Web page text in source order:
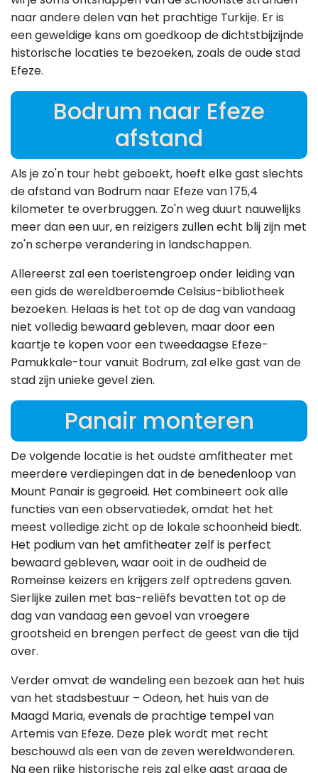
naar andere delen van het prachtige Turkije. Er is
een geweldige kans om goedkoop de dichtstbijzijnde
historische locaties te bezoeken, zoals de oude stad
Efeze.
Bodrum naar Efeze
afstand
Als je zo'n tour hebt geboekt, hoeft elke gast slechts
de afstand van Bodrum naar Efeze van 175,4
kilometer te overbruggen. Zo'n weg duurt nauwelijks
meer dan een uur, en reizigers zullen echt blij zijn met
zo'n scherpe verandering in landschappen.
Allereerst zal een toeristengroep onder leiding van
een gids de wereldberoemde Celsius-bibliotheek
bezoeken. Helaas is het tot op de dag van vandaag
niet volledig bewaard gebleven, maar door een
kaartje te kopen voor een tweedaagse Efeze-
Pamukkale-tour vanuit Bodrum, zal elke gast van de
stad zijn unieke gevel zien.
Panair monteren
De volgende locatie is het oudste amfitheater met
meerdere verdiepingen dat in de benedenloop van
Mount Panair is gegroeid. Het combineert ook alle
functies van een observatiedek, omdat het het
meest volledige zicht op de lokale schoonheid biedt.
Het podium van het amfitheater zelf is perfect
bewaard gebleven, waar ooit in de oudheid de
Romeinse keizers en krijgers zelf optredens gaven.
Sierlijke zuilen met bas-reliëfs bevatten tot op de
dag van vandaag een gevoel van vroegere
grootsheid en brengen perfect de geest van die tijd
over.
Verder omvat de wandeling een bezoek aan het huis
van het stadsbestuur – Odeon, het huis van de
Maagd Maria, evenals de prachtige tempel van
Artemis van Efeze. Deze plek wordt met recht
beschouwd als een van de zeven wereldwonderen.
Na een rijke historische reis zal elke gast graag de